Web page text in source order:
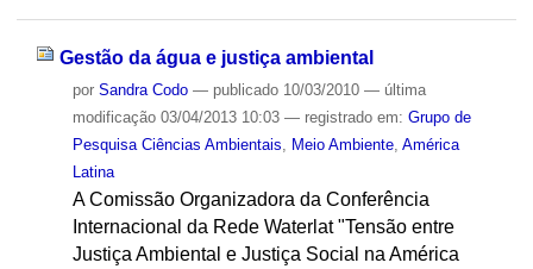
Gestão da água e justiça ambiental
por Sandra Codo — publicado10/03/2010 — última
modificação03/04/2013 10:03 — registrado em: Grupo de
Pesquisa Ciências Ambientais
Meio Ambiente, América
Latina
A Comissão Organizadora da Conferência
Internacional da Rede Waterlat "Tensão entre
Justiça Ambiental e Justiça Social na América